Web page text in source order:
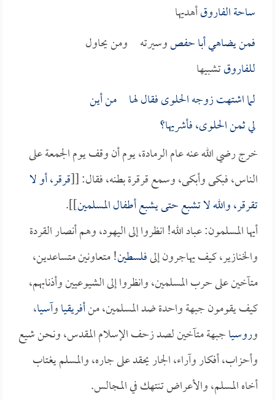
ساحةالفاروقأهديها
فمن يضاهيأبا حفصوسيرته ومن يحاول
للفاروقتشبيها
لما اشتهت زوجه الحلوى فقال لهـا من أين
لي ثمن الحلوى، فأشريها؟
خرج رضي الله عنه عام الرمادة، يوم أن وقف يوم الجمعة على
الناس، فبكى وأبكى، وسمع قرقرة بطنه، فقال: [[قرقر، أو لا
تقرقر، والله لا تشبع حتى يشبع أطفال المسلمين]].
أيها المسلمون: عباد الله! انظروا إلى اليهود، وهم أنصار القردة
والخنازير، كيف يهاجرون إلىفلسطين! متعاونين متساعدين،
متآخين على حرب المسلمين، وانظروا إلى الشيوعيين وأذنابهم،
كيف يقومون جبهة واحدة ضد المسلمين، منأفريقياوآسيا،
وروسياجبهة متآخين لصد زحف الإسلام المقدس، ونحن شيع
وأحزاب، أفكار وآراء، الجار يحقد على جاره، والمسلم يغتاب
أخاه المسلم، والأعراض تنتهك في المجالس.